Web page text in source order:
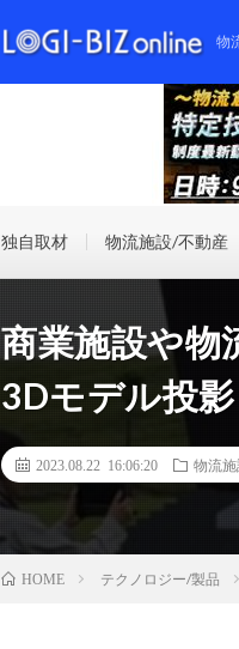
物
独自取材 物流施設/不動産
商業施設や物
3Dモデル投影
2023.08.22 16:06:20 物流
HOME テクノロジー/製品